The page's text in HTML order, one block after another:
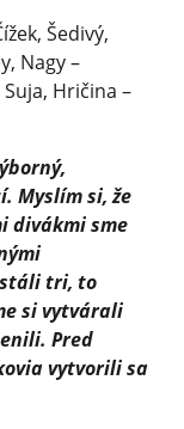
Šedivý,
Nagy –
Hričina –
Myslím si, že
divákmi sme
tri, to
si vytvárali
Pred
vytvorili sa